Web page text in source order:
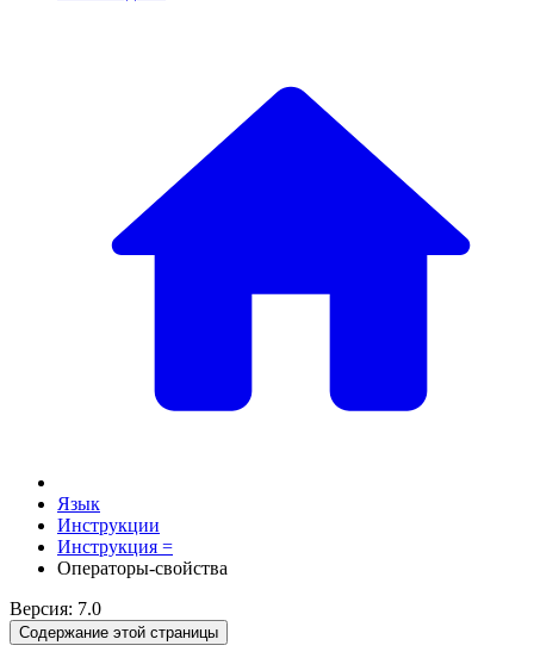
Язык
Инструкции
Инструкция =
Операторы-свойства
Версия: 7.0
Содержание этой страницы